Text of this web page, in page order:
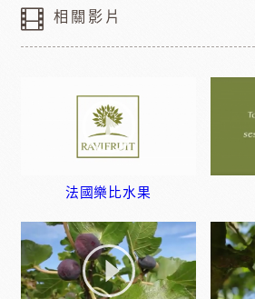
相關影片
法國樂比水果